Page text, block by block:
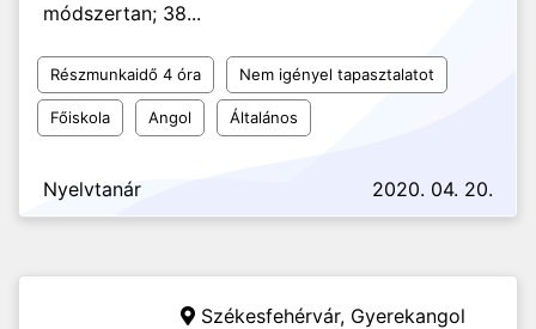
módszertan; 38...
Részmunkaidő 4 óra Nem igényel tapasztalatot
Főiskola Angol Általános
Nyelvtanár 2020. 04. 20.
Székesfehérvár, Gyerekangol